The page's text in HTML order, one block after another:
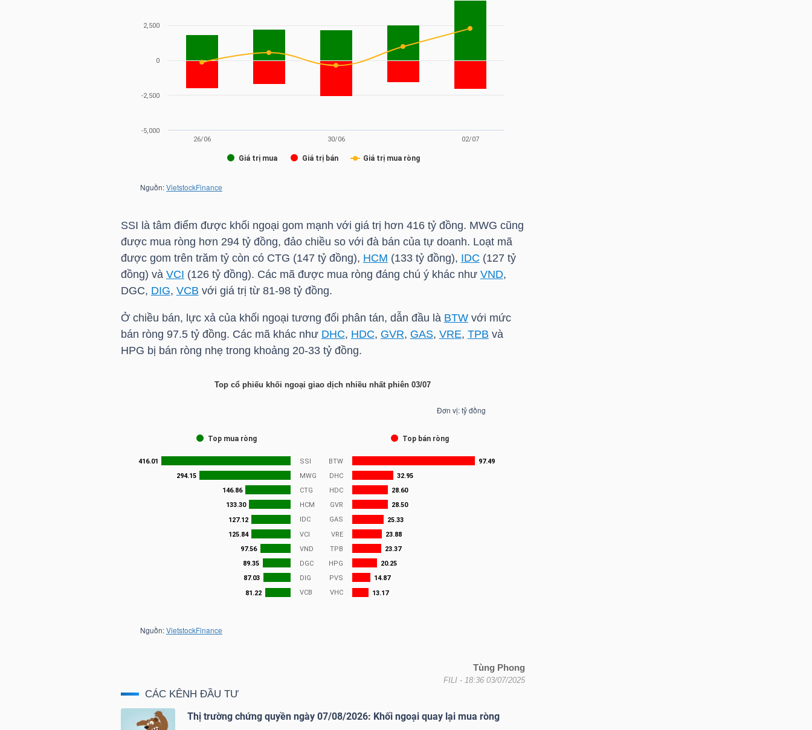
SSI là tâm điểm được khối ngoại gom mạnh với giá trị hơn 416 tỷ đồng. MWG cũng
được mua ròng hơn 294 tỷ đồng, đảo chiều so với đà bán của tự doanh. Loạt mã
được gom trên trăm tỷ còn có CTG (147 tỷ đồng), HCM (133 tỷ đồng), IDC (127 tỷ
đồng) và VCI (126 tỷ đồng). Các mã được mua ròng đáng chú ý khác như VND,
DGC, DIG, VCB với giá trị từ 81-98 tỷ đồng.
Ở chiều bán, lực xả của khối ngoại tương đối phân tán, dẫn đầu là BTWvới mức
bán ròng 97.5 tỷ đồng. Các mã khác như DHC, HDC, GVR, GAS, VRE, TPB và
HPG bị bán ròng nhẹ trong khoảng 20-33 tỷ đồng.
Top cổ phiếu khối ngoại giao dịch nhiều nhất phiên 03/07
Tùng Phong
FILI - 18:36 03/07/2025
CÁC KÊNH ĐẦU TƯ
Thị trường chứng quyền ngày 07/08/2026: Khối ngoại quay lại mua ròng